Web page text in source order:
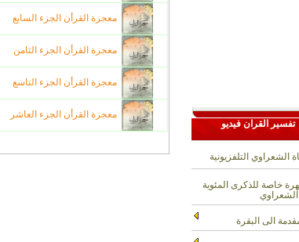
تفسير القران فيديو
الشعراوي التلفزيونية
خاصة للذكرى المئوية
الى البقرة